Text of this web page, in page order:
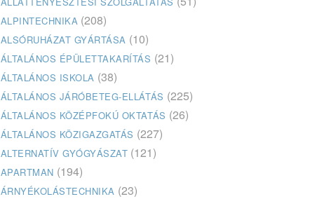
ALPINTECHNIKA (208)
ALSÓRUHÁZAT GYÁRTÁSA (10)
ÁLTALÁNOS ÉPÜLETTAKARÍTÁS (21)
ÁLTALÁNOS ISKOLA (38)
ÁLTALÁNOS JÁRÓBETEG-ELLÁTÁS (225)
ÁLTALÁNOS KÖZÉPFOKÚ OKTATÁS (26)
ÁLTALÁNOS KÖZIGAZGATÁS (227)
ALTERNATÍV GYÓGYÁSZAT (121)
APARTMAN (194)
ÁRNYÉKOLÁSTECHNIKA (23)